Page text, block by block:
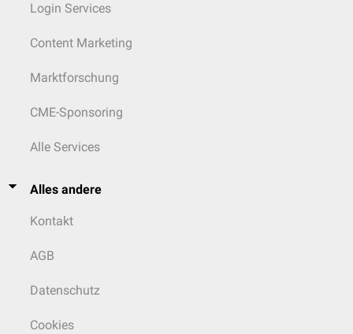
Login Services
Content Marketing
Marktforschung
CME-Sponsoring
Alle Services
Alles andere
Kontakt
AGB
Datenschutz
Cookies